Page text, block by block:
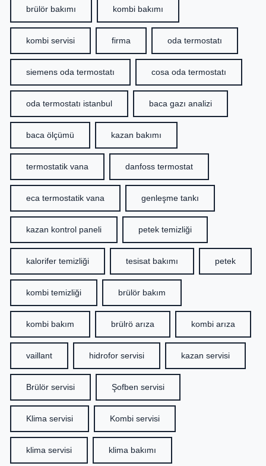
brülör bakımı kombi bakımı
kombi servisi firma oda termostatı
siemens oda termostatı cosa oda termostatı
oda termostatı istanbul baca gazı analizi
baca ölçümü kazan bakımı
termostatik vana danfoss termostat
eca termostatik vana genleşme tankı
kazan kontrol paneli petek temizliği
kalorifer temizliği tesisat bakımı petek
kombi temizliği brülör bakım
kombi bakım brülrö arıza kombi arıza
vaillant hidrofor servisi kazan servisi
Brülör servisi Şofben servisi
Klima servisi Kombi servisi
klima servisi klima bakımı